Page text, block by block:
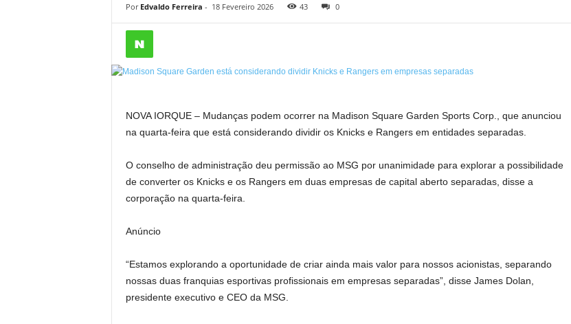
Por Edvaldo Ferreira - 18 Fevereiro 2026 43 0
NOVA IORQUE – Mudanças podem ocorrer na Madison Square Garden Sports Corp., que anunciou
na quarta-feira que está considerando dividir os Knicks e Rangers em entidades separadas.
O conselho de administração deu permissão ao MSG por unanimidade para explorar a possibilidade
de converter os Knicks e os Rangers em duas empresas de capital aberto separadas, disse a
corporação na quarta-feira.
Anúncio
“Estamos explorando a oportunidade de criar ainda mais valor para nossos acionistas, separando
nossas duas franquias esportivas profissionais em empresas separadas”, disse James Dolan,
presidente executivo e CEO da MSG.